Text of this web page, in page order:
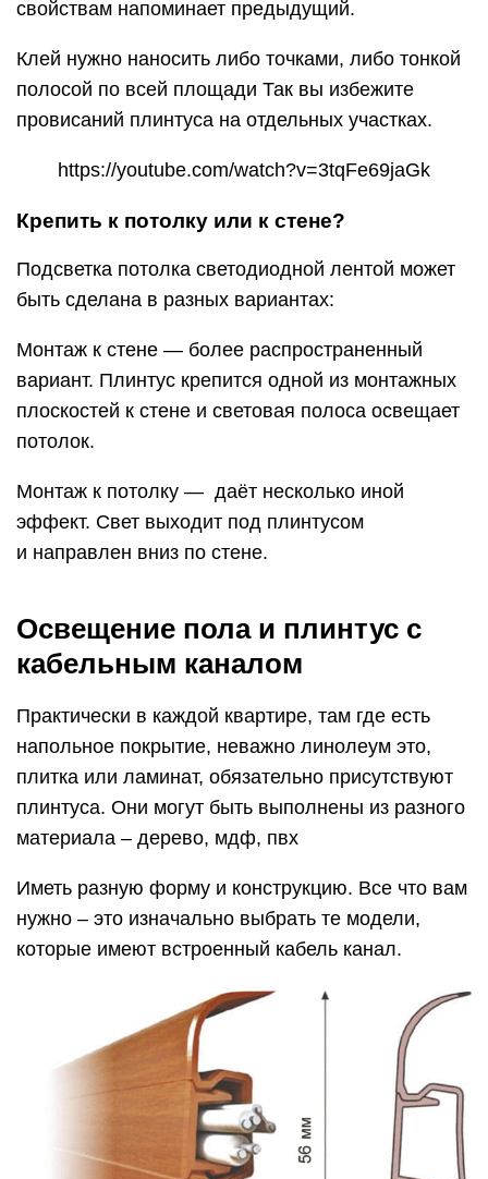
свойствам напоминает предыдущий.
Клей нужно наносить либо точками, либо тонкой
полосой по всей площади Так вы избежите
провисаний плинтуса на отдельных участках.
https://youtube.com/watch?v=3tqFe69jaGk
Крепить к потолку или к стене?
Подсветка потолка светодиодной лентой может
быть сделана в разных вариантах:
Монтаж к стене — более распространенный
вариант. Плинтус крепится одной из монтажных
плоскостей к стене и световая полоса освещает
потолок.
Монтаж к потолку — даёт несколько иной
эффект. Свет выходит под плинтусом
и направлен вниз по стене.
Освещение пола и плинтус с
кабельным каналом
Практически в каждой квартире, там где есть
напольное покрытие, неважно линолеум это,
плитка или ламинат, обязательно присутствуют
плинтуса. Они могут быть выполнены из разного
материала – дерево, мдф, пвх
Иметь разную форму и конструкцию. Все что вам
нужно – это изначально выбрать те модели,
которые имеют встроенный кабель канал.